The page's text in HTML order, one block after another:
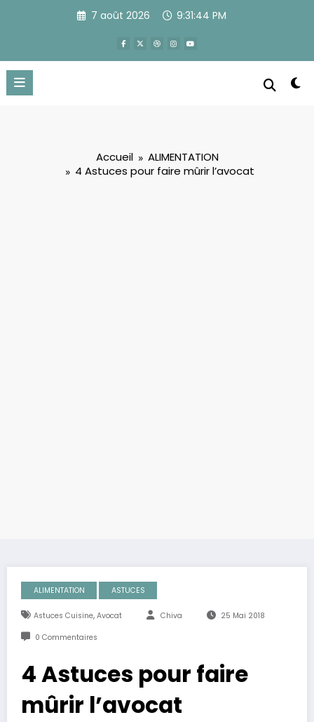
7 août 2026 9:31:45 PM
Accueil
ALIMENTATION
4 Astuces pour faire mûrir l’avocat
ALIMENTATION ASTUCES
Astuces Cuisine, Avocat Chiva 25 Mai 2018
0 Commentaires
4 Astuces pour faire
mûrir l’avocat